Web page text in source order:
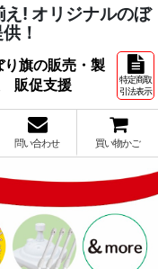
! オリジナルのぼ
！
旗の販売・製
販促支援
特定商取
引法表示
問い合わせ 買い物かご